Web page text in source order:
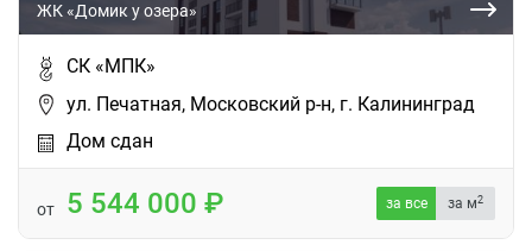
ЖК «Домик у озера»
СК «МПК»
ул. Печатная, Московский р-н, г. Калининград
Дом сдан
от 5 544 000 за все за м2